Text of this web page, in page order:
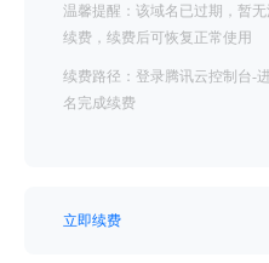
温馨提醒：该域名已过期，暂
续费，续费后可恢复正常使用
续费路径：登录腾讯云控制台-
名完成续费
立即续费